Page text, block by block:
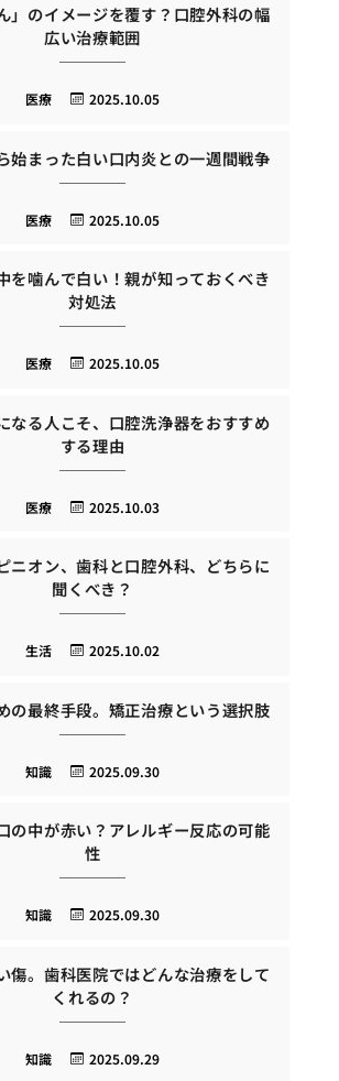
」のイメージを覆す？口腔外科の幅
広い治療範囲
2025.10.05
医療
始まった白い口内炎との一週間戦争
2025.10.05
医療
を噛んで白い！親が知っておくべき
対処法
2025.10.05
医療
なる人こそ、口腔洗浄器をおすすめ
する理由
2025.10.03
医療
ニオン、歯科と口腔外科、どちらに
聞くべき？
2025.10.02
生活
の最終手段。矯正治療という選択肢
2025.09.30
知識
の中が赤い？アレルギー反応の可能
性
2025.09.30
知識
傷。歯科医院ではどんな治療をして
くれるの？
2025.09.29
知識